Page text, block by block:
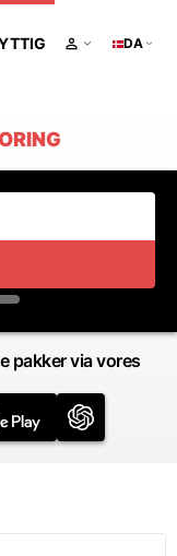
DA
pakker via vores